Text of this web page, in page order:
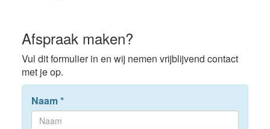
Afspraak maken?
Vul dit formulier in en wij nemen vrijblijvend contact
met je op.
Naam*